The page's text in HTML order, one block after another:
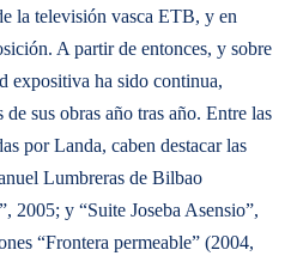
la televisión vasca ETB, y en
A partir de entonces, y sobre
expositiva ha sido continua,
de sus obras año tras año. Entre las
por Landa, caben destacar las
Lumbreras de Bilbao
2005; y “Suite Joseba Asensio”,
“Frontera permeable” (2004,